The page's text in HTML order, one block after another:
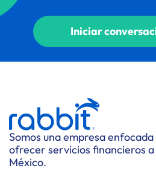
Iniciar
Somos una empresa
ofrecer servicios financieros
México.